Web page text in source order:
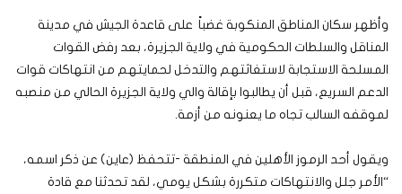
وأظهر سكان المناطق المنكوبة غضباً على قاعدة الجيش في مدينة
المناقل والسلطات الحكومية في ولاية الجزيرة، بعد رفض القوات
المسلحة الاستجابة لاستغاثتهم والتدخل لحمايتهم من انتهاكات قوات
الدعم السريع، قبل أن يطالبوا بإقالة والي ولاية الجزيرة الحالي من منصبه
لموقفه السالب تجاه ما يعنونه من أزمة.
ويقول أحد الرموز الأهلين في المنطقة -تتحفظ (عاين) عن ذكر اسمه،
“الأمر جلل والانتهاكات متكررة بشكل يومي، لقد تحدثنا مع قادة